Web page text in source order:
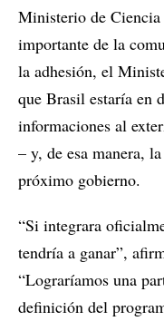
Ministerio de
importante de la
la adhesión, el
que Brasil estaría en
informaciones al
– y, de esa manera,
próximo gobierno.
“Si integrara
tendría a ganar”,
“Lograríamos una
definición del